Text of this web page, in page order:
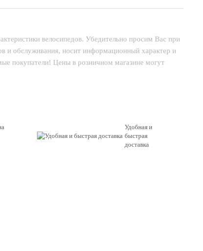
велосипедов. Убедительно просим Вас при
и обслуживания, носит информационный характер и
покупатели! Цены в розничном магазине могут
Удобная и
быстрая
доставка